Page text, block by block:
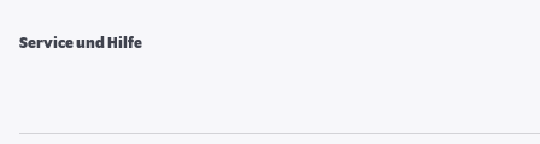
Service und Hilfe